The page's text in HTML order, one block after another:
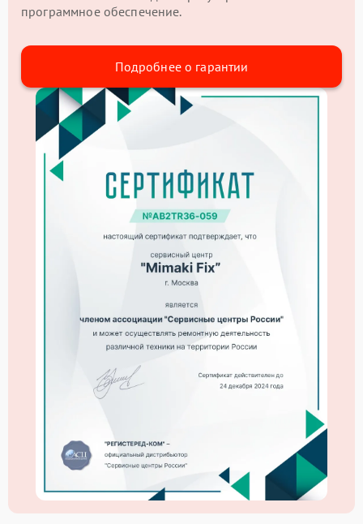
программное обеспечение.
Подробнее о гарантии